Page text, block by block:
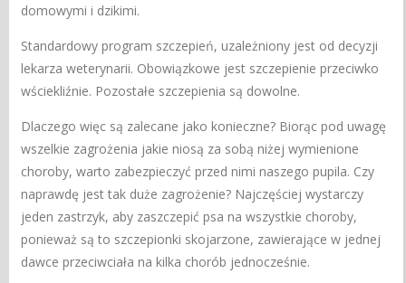
domowymi i dzikimi.
Standardowy program szczepień, uzależniony jest od decyzji
lekarza weterynarii. Obowiązkowe jest szczepienie przeciwko
wściekliźnie. Pozostałe szczepienia są dowolne.
Dlaczego więc są zalecane jako konieczne? Biorąc pod uwagę
wszelkie zagrożenia jakie niosą za sobą niżej wymienione
choroby, warto zabezpieczyć przed nimi naszego pupila. Czy
naprawdę jest tak duże zagrożenie? Najczęściej wystarczy
jeden zastrzyk, aby zaszczepić psa na wszystkie choroby,
ponieważ są to szczepionki skojarzone, zawierające w jednej
dawce przeciwciała na kilka chorób jednocześnie.